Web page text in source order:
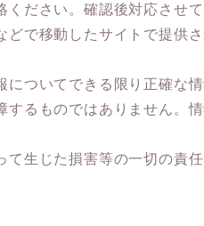
ださい。確認後対応させて
どで移動したサイトで提供
についてできる限り正確な
するものではありません。
生じた損害等の一切の責